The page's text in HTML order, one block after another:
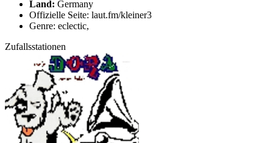
Land: Germany
Offizielle Seite: laut.fm/kleiner3
Genre: eclectic,
Zufallsstationen